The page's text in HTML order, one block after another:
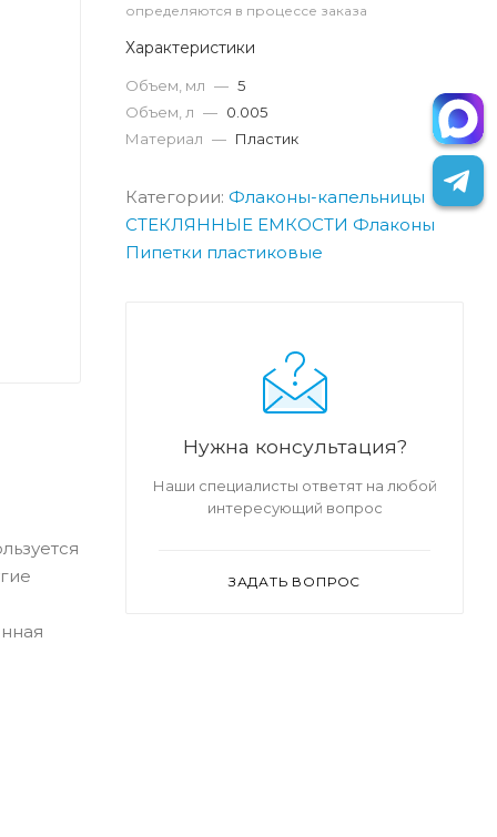
определяются в процессе заказа
Характеристики
Объем, мл — 5
Объем, л — 0.005
Материал — Пластик
Категории: Флаконы-капельницы
СТЕКЛЯННЫЕ ЕМКОСТИ Флаконы
Пипетки пластиковые
Нужна консультация?
Наши специалисты ответят на любой
интересующий вопрос
ЗАДАТЬ ВОПРОС